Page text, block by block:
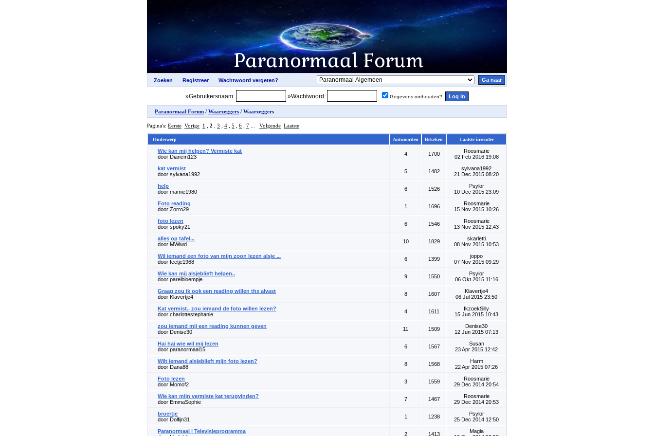
»Gebruikersnaam: »Wachtwoord: Gegevens onthouden?
Paranormaal Forum / Waarzeggers / Waarzeggers
Pagina's: Eerste Vorige 1 2 3 4 5 6 7 Volgende Laatste
Onderwerp Antwoorden Bekeken Laatste inzender
Wie kan mij helpen? Vermiste kat
door Dianem123
4 1700
Roosmarie
02 Feb 2016 19:08
kat vermist
door sylvana1992
5 1482
sylvana1992
21 Dec 2015 08:20
help
door mamie1980
6 1526
Psylor
10 Dec 2015 23:09
Foto reading
door Zorro29
1 1696
Roosmarie
15 Nov 2015 10:26
foto lezen
door spoky21
6 1546
Roosmarie
13 Nov 2015 12:43
alles op tafel...
door MWlwd
10 1829
skarletti
08 Nov 2015 10:53
Wil iemand een foto van mijn zoon lezen alsje ...
door feetje1968
6 1399
joppo
07 Nov 2015 09:29
Wie kan mij alsjeblieft helpen..
door parelbloempje
9 1550
Psylor
06 Okt 2015 11:16
Graag zou ik ook een reading willen thx alvast
door Klavertje4
8 1607
Klavertje4
06 Jul 2015 23:50
Kat vermist.. zou iemand de foto willen lezen?
door charlottestephanie
4 1611
IkzoekSilly
15 Jun 2015 10:43
zou iemand mij een reading kunnen geven
door Denise30
11 1509
Denise30
12 Jun 2015 07:13
Hai hai wie wil mij lezen
door paranormaal15
6 1567
Susan
23 Apr 2015 12:42
Wilt iemand alsjeblieft mijn foto lezen?
door Dana88
8 1568
Harm
22 Apr 2015 07:26
Foto lezen
door Momof2
3 1559
Roosmarie
29 Dec 2014 20:54
Wie kan mijn vermiste kat terugvinden?
door EmmaSophie
7 1467
Roosmarie
29 Dec 2014 20:53
broertje
door Dolfijn31
1 1238
Psylor
25 Dec 2014 12:50
Paranormaal | Televisieprogramma
2 1413
Magia